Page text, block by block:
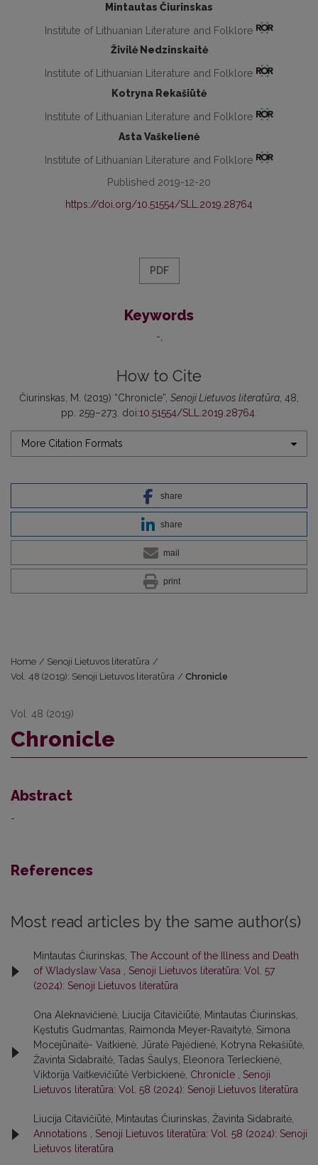
Mintautas Čiurinskas
Institute of Lithuanian Literature and Folklore
Živilė Nedzinskaitė
Institute of Lithuanian Literature and Folklore
Kotryna Rekašiūtė
Institute of Lithuanian Literature and Folklore
Asta Vaškelienė
Institute of Lithuanian Literature and Folklore
Published 2019-12-20
https://doi.org/10.51554/SLL.2019.28764
PDF
Keywords
-
How to Cite
Čiurinskas, M. (2019) “Chronicle”, Senoji Lietuvos literatūra, 48,
pp. 259–273. doi:10.51554/SLL.2019.28764.
More Citation Formats
share
share
mail
print
Home / Senoji Lietuvos literatūra /
Vol. 48 (2019): Senoji Lietuvos literatūra / Chronicle
Vol. 48 (2019)
Chronicle
Abstract
-
References
Most read articles by the same author(s)
Mintautas Čiurinskas, The Account of the Illness and Death
of Wladyslaw Vasa , Senoji Lietuvos literatūra: Vol. 57
(2024): Senoji Lietuvos literatūra
Ona Aleknavičienė, Liucija Citavičiūtė, Mintautas Čiurinskas,
Kęstutis Gudmantas, Raimonda Meyer-Ravaitytė, Simona
Mocejūnaitė- Vaitkienė, Jūratė Pajėdienė, Kotryna Rekašiūtė,
Žavinta Sidabraitė, Tadas Šaulys, Eleonora Terleckienė,
Viktorija Vaitkevičiūtė Verbickienė, Chronicle , Senoji
Lietuvos literatūra: Vol. 58 (2024): Senoji Lietuvos literatūra
Liucija Citavičiūtė, Mintautas Čiurinskas, Žavinta Sidabraitė,
Annotations , Senoji Lietuvos literatūra: Vol. 58 (2024): Senoji
Lietuvos literatūra